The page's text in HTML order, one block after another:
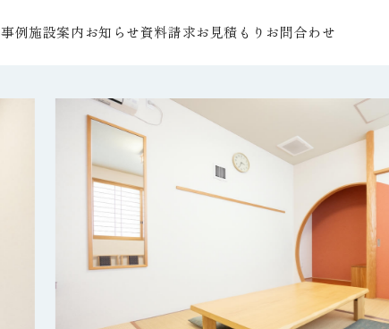
事例施設案内 お知らせ資料請求お見積もり お問合わせ